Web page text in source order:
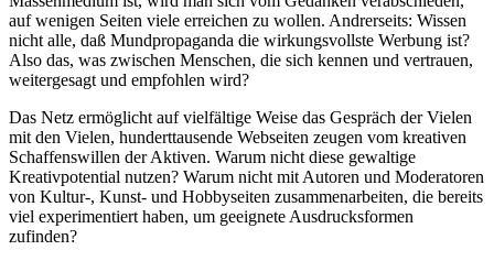
auf wenigen Seiten viele erreichen zu wollen. Andrerseits: Wissen
nicht alle, daß Mundpropaganda die wirkungsvollste Werbung ist?
Also das, was zwischen Menschen, die sich kennen und vertrauen,
weitergesagt und empfohlen wird?
Das Netz ermöglicht auf vielfältige Weise das Gespräch der Vielen
mit den Vielen, hunderttausende Webseiten zeugen vom kreativen
Schaffenswillen der Aktiven. Warum nicht diese gewaltige
Kreativpotential nutzen? Warum nicht mit Autoren und Moderatoren
von Kultur-, Kunst- und Hobbyseiten zusammenarbeiten, die bereits
viel experimentiert haben, um geeignete Ausdrucksformen
zufinden?